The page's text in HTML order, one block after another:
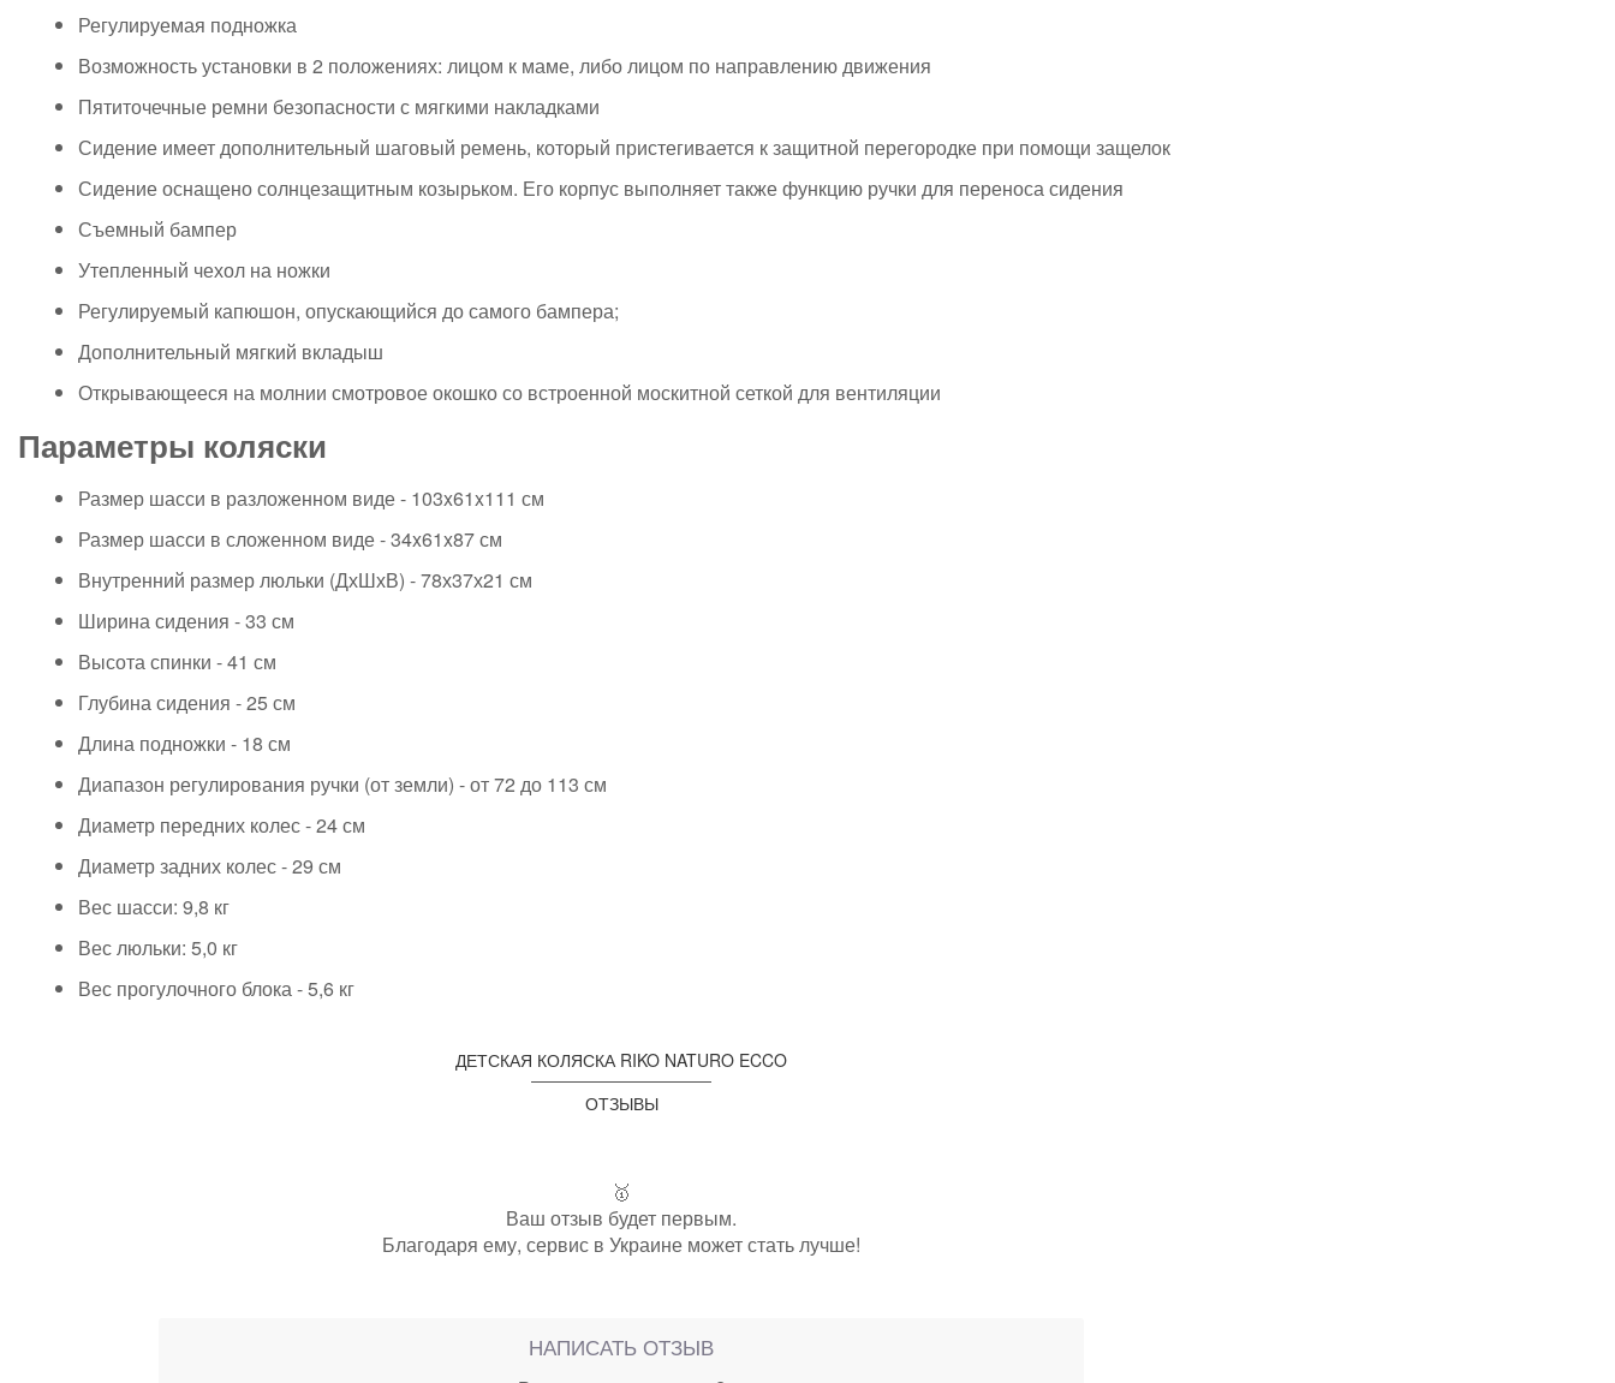
Регулируемая подножка
Возможность установки в 2 положениях: лицом к маме, либо лицом по направлению движения
Пятиточечные ремни безопасности с мягкими накладками
Сидение имеет дополнительный шаговый ремень, который пристегивается к защитной перегородке при помощи защелок
Сидение оснащено солнцезащитным козырьком. Его корпус выполняет также функцию ручки для переноса сидения
Съемный бампер
Утепленный чехол на ножки
Регулируемый капюшон, опускающийся до самого бампера;
Дополнительный мягкий вкладыш
Открывающееся на молнии смотровое окошко со встроенной москитной сеткой для вентиляции
Параметры коляски
Размер шасси в разложенном виде - 103x61x111 см
Размер шасси в сложенном виде - 34x61x87 см
Внутренний размер люльки (ДхШхВ) - 78х37х21 см
Ширина сидения - 33 см
Высота спинки - 41 см
Глубина сидения - 25 см
Длина подножки - 18 см
Диапазон регулирования ручки (от земли) - от 72 до 113 см
Диаметр передних колес - 24 см
Диаметр задних колес - 29 см
Вес шасси: 9,8 кг
Вес люльки: 5,0 кг
Вес прогулочного блока - 5,6 кг
ДЕТСКАЯ КОЛЯСКА RIKO NATURO ECCO
ОТЗЫВЫ
🥇
Ваш отзыв будет первым.
Благодаря ему, сервис в Украине может стать лучше!
НАПИСАТЬ ОТЗЫВ